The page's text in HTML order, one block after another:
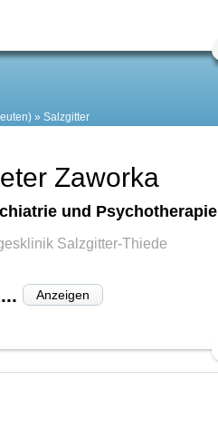
Salzgitter
Zaworka
und Psychotherapie
Salzgitter-Thiede
Anzeigen